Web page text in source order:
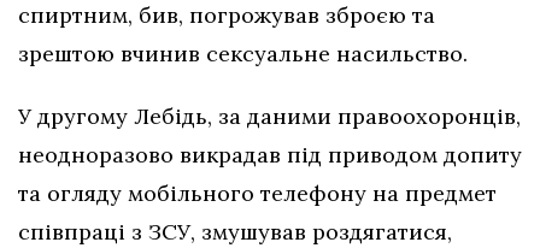
спиртним, бив, погрожував зброєю та
зрештою вчинив сексуальне насильство.
У другому Лебідь, за даними правоохоронців,
неодноразово викрадав під приводом допиту
та огляду мобільного телефону на предмет
співпраці з ЗСУ, змушував роздягатися,